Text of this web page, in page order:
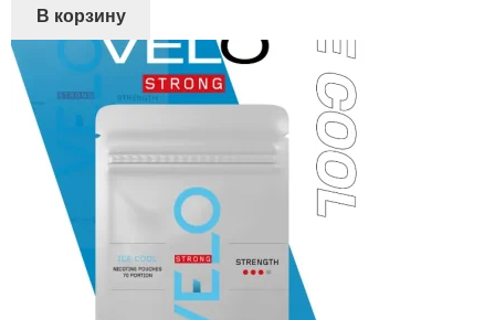
В корзину